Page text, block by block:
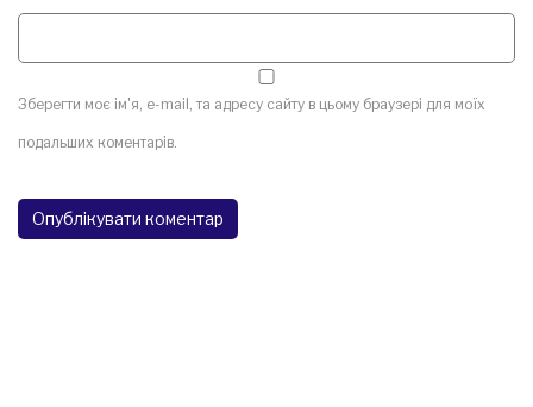
Зберегти моє ім'я, e-mail, та адресу сайту в цьому браузері для моїх
подальших коментарів.